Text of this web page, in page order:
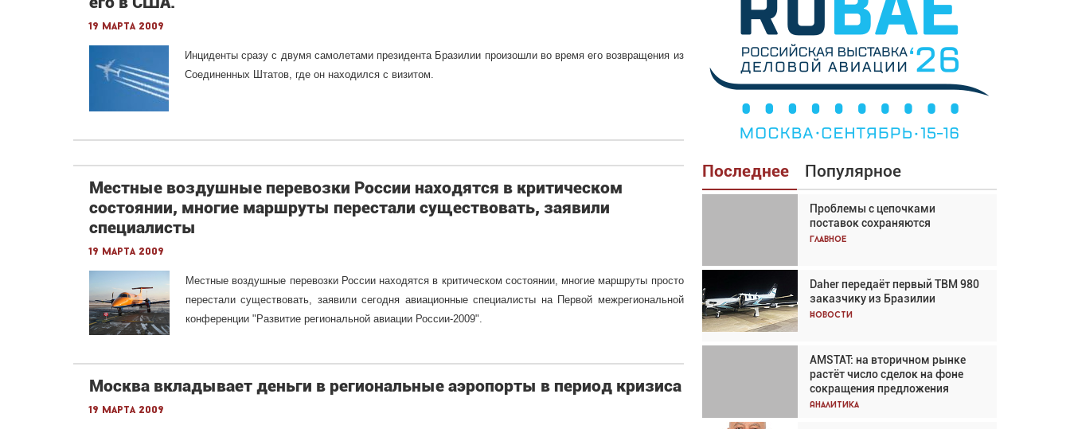
19 марта 2009
Инциденты сразу с двумя самолетами президента Бразилии произошли во время его возвращения из
Соединенных Штатов, где он находился с визитом.
Местные воздушные перевозки России находятся в критическом
состоянии, многие маршруты перестали существовать, заявили
специалисты
19 марта 2009
Местные воздушные перевозки России находятся в критическом состоянии, многие маршруты просто
перестали существовать, заявили сегодня авиационные специалисты на Первой межрегиональной
конференции "Развитие региональной авиации России-2009".
Москва вкладывает деньги в региональные аэропорты в период кризиса
19 марта 2009
Последнее Популярное
Проблемы с цепочками
поставок сохраняются
Главное
Daher передаёт первый TBM 980
заказчику из Бразилии
Новости
AMSTAT: на вторичном рынке
растёт число сделок на фоне
сокращения предложения
Аналитика
Взгляд с высоты: тандем
вертолётов и БПЛА в
спасательных операциях
Авиационный фотограф Дэйв
Кох: «Фотография говорит сама
за себя... а ИИ всё портит»
Проблемы с цепочками
поставок сохраняются
Аналитика